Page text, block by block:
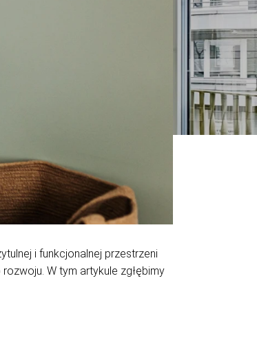
i funkcjonalnej przestrzeni
W tym artykule zgłębimy